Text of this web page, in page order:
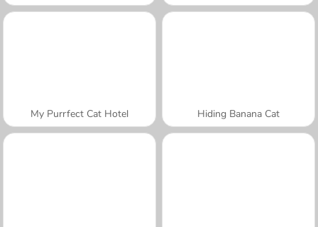
My Purrfect Cat Hotel Hiding Banana Cat